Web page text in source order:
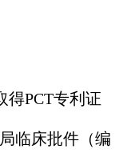
得PCT专利证
临床批件（编